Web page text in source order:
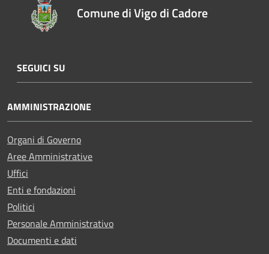
Comune di Vigo di Cadore
SEGUICI SU
AMMINISTRAZIONE
Organi di Governo
Aree Amministrative
Uffici
Enti e fondazioni
Politici
Personale Amministrativo
Documenti e dati